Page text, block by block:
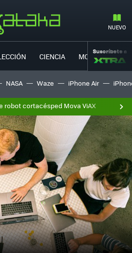
NUEVO
CIENCIA MOVILIDAD
Suscríbete a
NASA Waze iPhone Air
robot cortacésped Mova ViAX